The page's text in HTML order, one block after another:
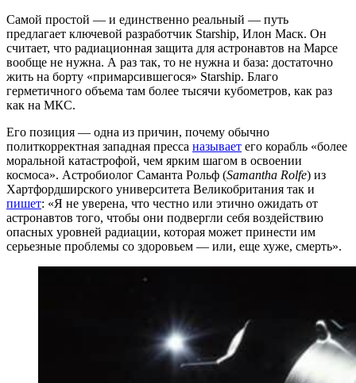
Самой простой — и единственно реальный — путь
предлагает ключевой разработчик Starship, Илон Маск. Он
считает, что радиационная защита для астронавтов на Марсе
вообще не нужна. А раз так, то не нужна и база: достаточно
жить на борту «примарсившегося» Starship. Благо
герметичного объема там более тысячи кубометров, как раз
как на МКС.
Его позиция — одна из причин, почему обычно
политкорректная западная пресса называет его корабль «более
моральной катастрофой, чем ярким шагом в освоении
космоса». Астробиолог Саманта Рольф (Samantha Rolfe) из
Хартфордширского университета Великобритания так и
пишет: «Я не уверена, что честно или этично ожидать от
астронавтов того, чтобы они подвергли себя воздействию
опасных уровней радиации, которая может принести им
серьезные проблемы со здоровьем — или, еще хуже, смерть».